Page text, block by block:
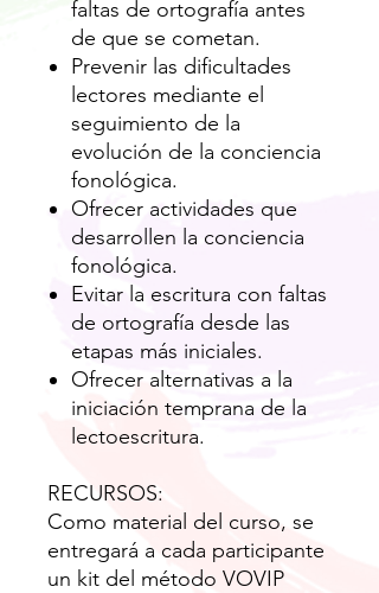
faltas de ortografía antes
de que se cometan.
Prevenir las dificultades
lectores mediante el
seguimiento de la
evolución de la conciencia
fonológica.
Ofrecer actividades que
desarrollen la conciencia
fonológica.
Evitar la escritura con faltas
de ortografía desde las
etapas más iniciales.
Ofrecer alternativas a la
iniciación temprana de la
lectoescritura.
RECURSOS:
Como material del curso, se
entregará a cada participante
un kit del método VOVIP